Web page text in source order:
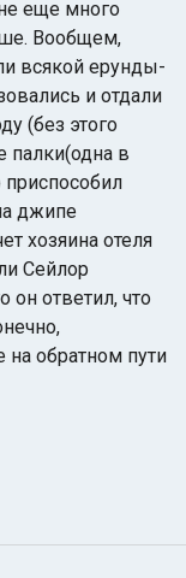
еще много
Вообщем,
всякой ерунды-
и отдали
(без этого
палки(одна в
джипе
хозяина отеля
Сейлор
он ответил, что
обратном пути